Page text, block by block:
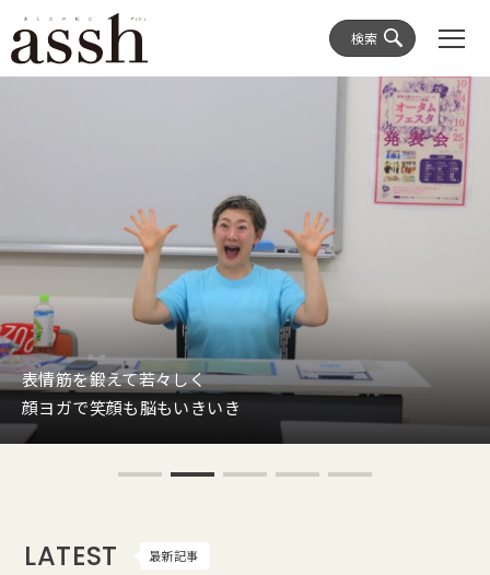
検索
表情筋を鍛えて若々しく
顔ヨガで笑顔も脳もいきいき
LATEST 最新記事